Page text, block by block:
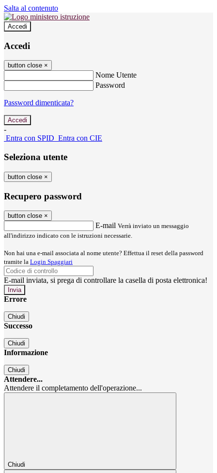
Salta al contenuto
Accedi
Accedi
button close ×
Nome Utente
Password
Password dimenticata?
-
Entra con SPID Entra con CIE
Seleziona utente
button close ×
Recupero password
button close ×
E-mail Verrà inviato un messaggio
all'indirizzo indicato con le istruzioni necessarie.
Non hai una e-mail associata al nome utente? Effettua il reset della password
tramite la Login Spaggiari
E-mail inviata, si prega di controllare la casella di posta elettronica!
Errore
Chiudi
Successo
Chiudi
Informazione
Chiudi
Attendere...
Attendere il completamento dell'operazione...
Chiudi